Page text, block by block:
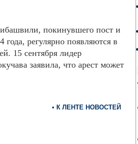
покинувшего пост и
регулярно появляются в
15 сентября лидер
заявила, что арест может
• К ЛЕНТЕ НОВОСТЕЙ